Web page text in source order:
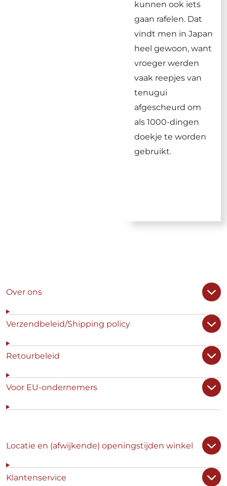
kunnen ook iets
gaan rafelen. Dat
vindt men in Japan
heel gewoon, want
vroeger werden
vaak reepjes van
tenugui
afgescheurd om
als 1000-dingen
doekje te worden
gebruikt.
Over ons
Verzendbeleid/Shipping policy
Retourbeleid
Voor EU-ondernemers
Locatie en (afwijkende) openingstijden winkel
Klantenservice